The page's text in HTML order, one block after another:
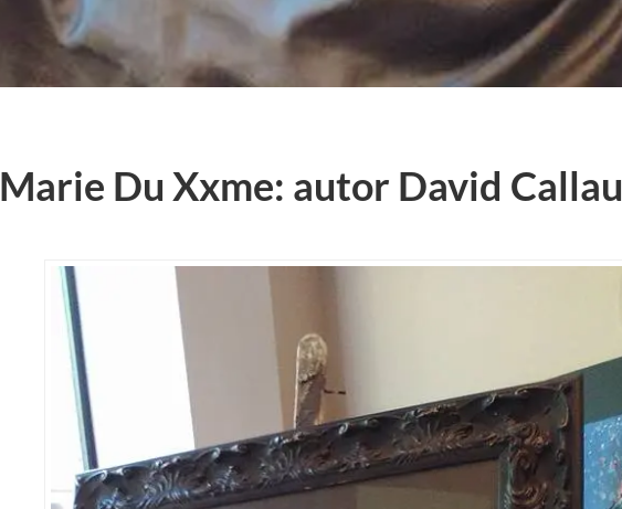
Marie Du Xxme: autor David Callau